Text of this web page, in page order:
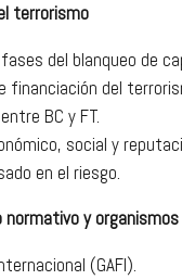
terrorismo
del blanqueo de
financiación del
BC y FT.
social y
en el riesgo.
normativo y
(GAFI).